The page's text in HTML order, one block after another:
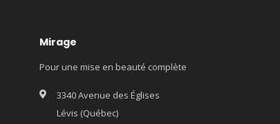
Mirage
Pour une mise en beauté complète
3340 Avenue des Églises
Lévis (Québec)